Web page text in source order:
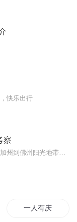
快乐出行
察
好的安排一人有庆